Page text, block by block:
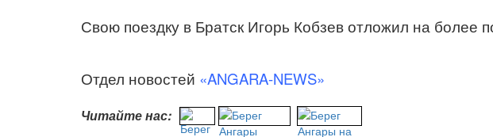
Свою поездку в Братск Игорь Кобзев отложил на более
Отдел новостей «ANGARA-NEWS»
Читайте нас: